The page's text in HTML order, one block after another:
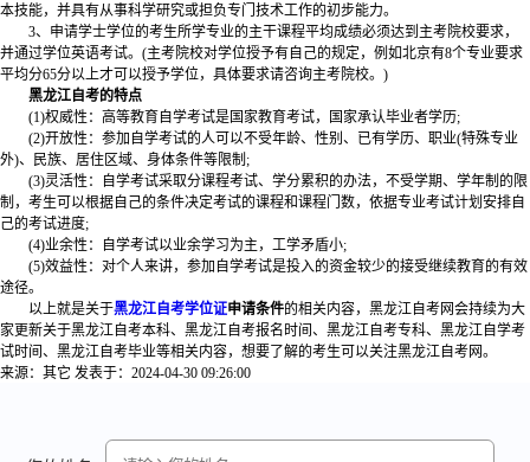
本技能，并具有从事科学研究或担负专门技术工作的初步能力。
3、申请学士学位的考生所学专业的主干课程平均成绩必须达到主考院校要求，
并通过学位英语考试。(主考院校对学位授予有自己的规定，例如北京有8个专业要求
平均分65分以上才可以授予学位，具体要求请咨询主考院校。)
黑龙江自考的特点
(1)权威性：高等教育自学考试是国家教育考试，国家承认毕业者学历;
(2)开放性：参加自学考试的人可以不受年龄、性别、已有学历、职业(特殊专业
外)、民族、居住区域、身体条件等限制;
(3)灵活性：自学考试采取分课程考试、学分累积的办法，不受学期、学年制的限
制，考生可以根据自己的条件决定考试的课程和课程门数，依据专业考试计划安排自
己的考试进度;
(4)业余性：自学考试以业余学习为主，工学矛盾小;
(5)效益性：对个人来讲，参加自学考试是投入的资金较少的接受继续教育的有效
途径。
以上就是关于黑龙江自考学位证申请条件的相关内容，黑龙江自考网会持续为大
家更新关于黑龙江自考本科、黑龙江自考报名时间、黑龙江自考专科、黑龙江自学考
试时间、黑龙江自考毕业等相关内容，想要了解的考生可以关注黑龙江自考网。
来源：其它 发表于：2024-04-30 09:26:00